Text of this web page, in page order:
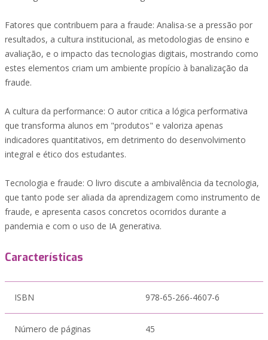
Fatores que contribuem para a fraude: Analisa-se a pressão por
resultados, a cultura institucional, as metodologias de ensino e
avaliação, e o impacto das tecnologias digitais, mostrando como
estes elementos criam um ambiente propício à banalização da
fraude.
A cultura da performance: O autor critica a lógica performativa
que transforma alunos em "produtos" e valoriza apenas
indicadores quantitativos, em detrimento do desenvolvimento
integral e ético dos estudantes.
Tecnologia e fraude: O livro discute a ambivalência da tecnologia,
que tanto pode ser aliada da aprendizagem como instrumento de
fraude, e apresenta casos concretos ocorridos durante a
pandemia e com o uso de IA generativa.
Características
ISBN 978-65-266-4607-6
Número de páginas 45